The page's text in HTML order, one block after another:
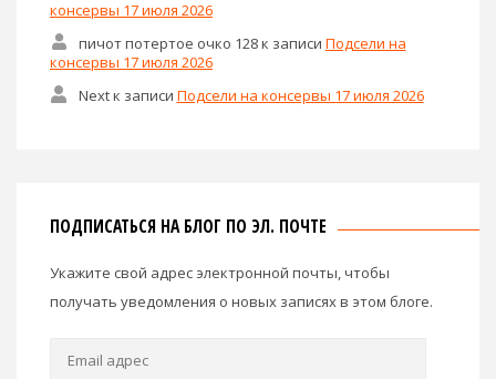
консервы 17 июля 2026
пичот потертое очко 128к записи Подсели на
консервы 17 июля 2026
Nextк записи Подсели на консервы 17 июля 2026
ПОДПИСАТЬСЯ НА БЛОГ ПО ЭЛ. ПОЧТЕ
Укажите свой адрес электронной почты, чтобы
получать уведомления о новых записях в этом блоге.
Email